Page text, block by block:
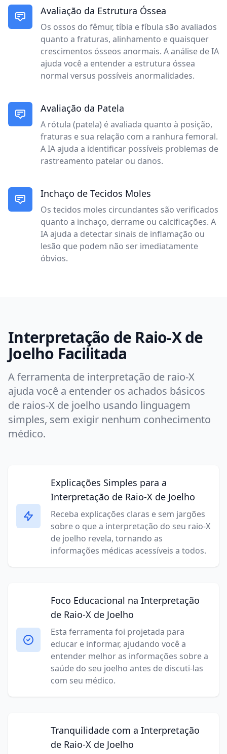
Avaliação da Estrutura Óssea
Os ossos do fêmur, tíbia e fíbula são avaliados
quanto a fraturas, alinhamento e quaisquer
crescimentos ósseos anormais. A análise de IA
ajuda você a entender a estrutura óssea
normal versus possíveis anormalidades.
Avaliação da Patela
A rótula (patela) é avaliada quanto à posição,
fraturas e sua relação com a ranhura femoral.
A IA ajuda a identificar possíveis problemas de
rastreamento patelar ou danos.
Inchaço de Tecidos Moles
Os tecidos moles circundantes são verificados
quanto a inchaço, derrame ou calcificações. A
IA ajuda a detectar sinais de inflamação ou
lesão que podem não ser imediatamente
óbvios.
Interpretação de Raio-X de
Joelho Facilitada
A ferramenta de interpretação de raio-X
ajuda você a entender os achados básicos
de raios-X de joelho usando linguagem
simples, sem exigir nenhum conhecimento
médico.
Explicações Simples para a
Interpretação de Raio-X de Joelho
Receba explicações claras e sem jargões
sobre o que a interpretação do seu raio-X
de joelho revela, tornando as
informações médicas acessíveis a todos.
Foco Educacional na Interpretação
de Raio-X de Joelho
Esta ferramenta foi projetada para
educar e informar, ajudando você a
entender melhor as informações sobre a
saúde do seu joelho antes de discuti-las
com seu médico.
Tranquilidade com a Interpretação
de Raio-X de Joelho